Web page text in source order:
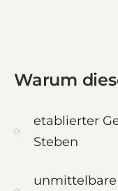
Warum
etablierter
Steben
unmittelbare